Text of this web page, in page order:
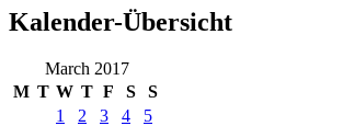
Kalender-Übersicht
March 2017
M T W T F S
S
1
2 3 4
5